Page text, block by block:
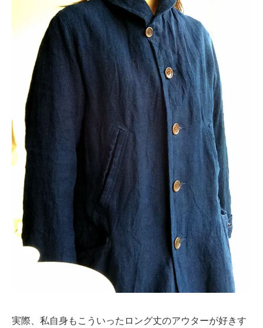
実際、私自身もこういったロング丈のアウターが好きす